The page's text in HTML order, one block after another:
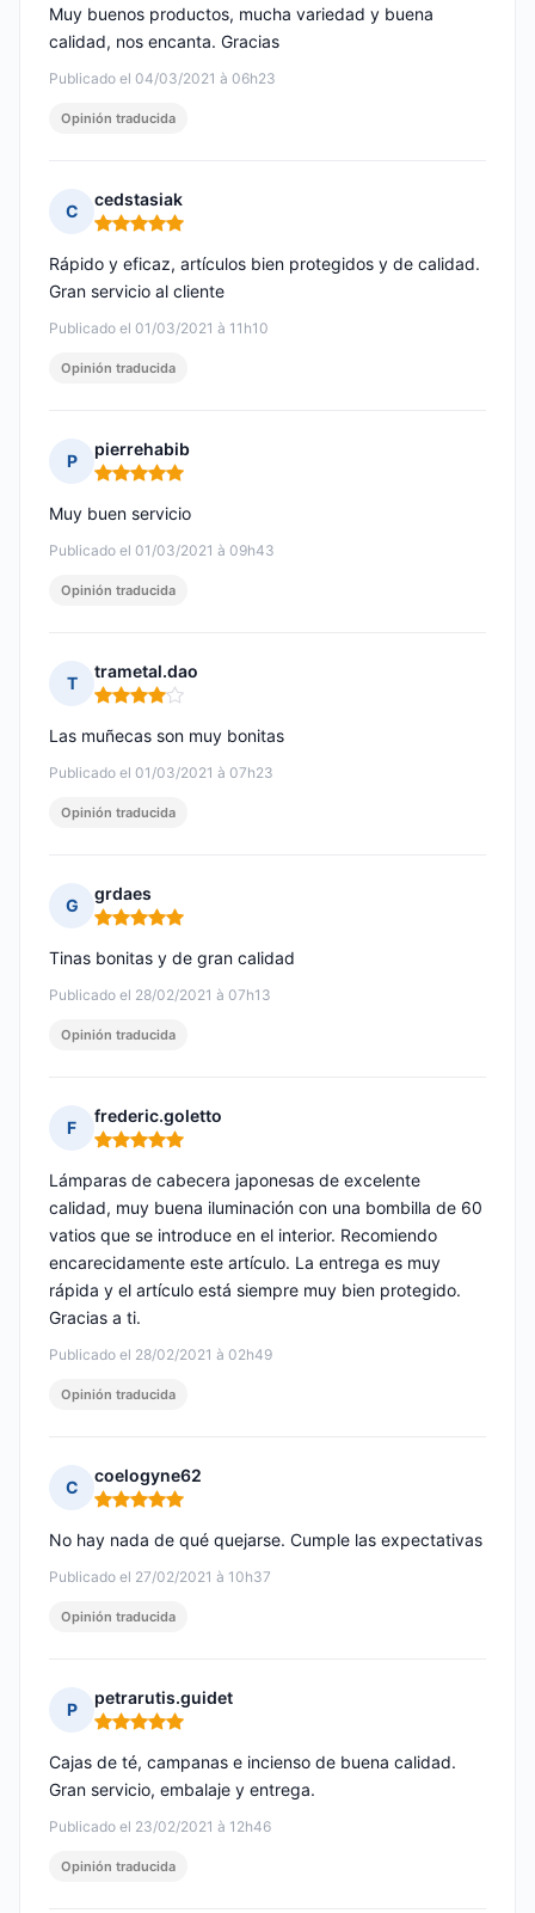
Publicado el 04/03/2021 à 06h23
Muy buenos productos, mucha variedad y buena
calidad, nos encanta. Gracias
Opinión traducida
C
cedstasiak
Nota: 5 de 5
Publicado el 01/03/2021 à 11h10
Rápido y eficaz, artículos bien protegidos y de calidad.
Gran servicio al cliente
Opinión traducida
P
pierrehabib
Nota: 5 de 5
Publicado el 01/03/2021 à 09h43
Muy buen servicio
Opinión traducida
T
trametal.dao
Nota: 4 de 5
Publicado el 01/03/2021 à 07h23
Las muñecas son muy bonitas
Opinión traducida
G
grdaes
Nota: 5 de 5
Publicado el 28/02/2021 à 07h13
Tinas bonitas y de gran calidad
Opinión traducida
F
frederic.goletto
Nota: 5 de 5
Publicado el 28/02/2021 à 02h49
Lámparas de cabecera japonesas de excelente
calidad, muy buena iluminación con una bombilla de 60
vatios que se introduce en el interior. Recomiendo
encarecidamente este artículo. La entrega es muy
rápida y el artículo está siempre muy bien protegido.
Gracias a ti.
Opinión traducida
C
coelogyne62
Nota: 5 de 5
Publicado el 27/02/2021 à 10h37
No hay nada de qué quejarse. Cumple las expectativas
Opinión traducida
P
petrarutis.guidet
Nota: 5 de 5
Publicado el 23/02/2021 à 12h46
Cajas de té, campanas e incienso de buena calidad.
Gran servicio, embalaje y entrega.
Opinión traducida